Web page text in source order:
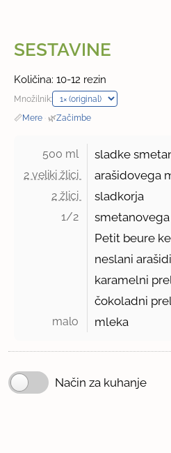
SESTAVINE
Količina: 10-12 rezin
Množilnik:
📏Mere · 🌿Začimbe
500 ml sladke
2 veliki žlici arašidovega
2 žlici sladkorja
1/2
Petit beure
neslani arašidi
karamelni
čokoladni
malo mleka
Način za kuhanje